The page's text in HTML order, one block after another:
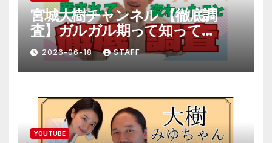
宮城大樹チャンネル 【徹底調
査】ガルガル期って知って
る！？
2026-06-18 STAFF
YOUTUBE